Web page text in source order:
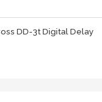
DD-3t Digital Delay